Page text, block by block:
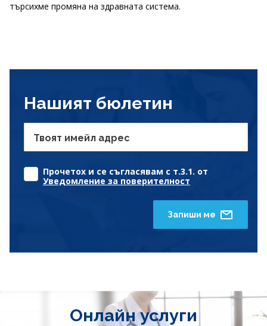
търсихме промяна на здравната система.
Нашият бюлетин
Твоят имейл адрес
Прочетох и се съгласявам с т.3.1. от
Уведомление за поверителност
Запиши ме
Онлайн услуги